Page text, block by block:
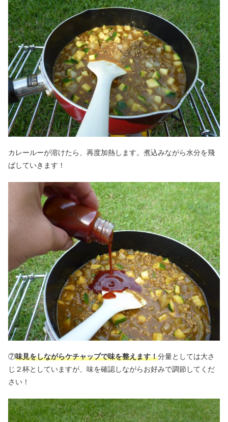
カレールーが溶けたら、再度加熱します。煮込みながら水分を飛
ばしていきます！
⑦味見をしながらケチャップで味を整えます！分量としては大さ
じ２杯としていますが、味を確認しながらお好みで調節してくだ
さい！